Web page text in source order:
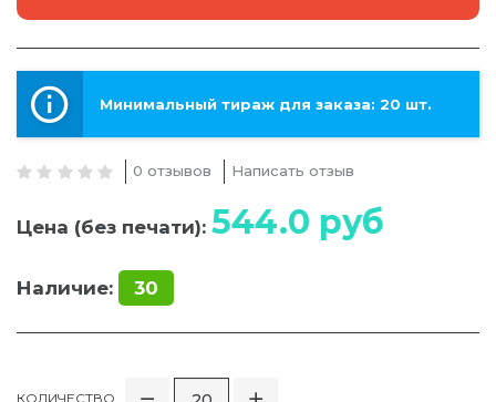
Минимальный тираж для заказа: 20 шт.
0 отзывов Написать отзыв
Цена (без печати): 544.0 руб
Наличие: 30
КОЛИЧЕСТВО